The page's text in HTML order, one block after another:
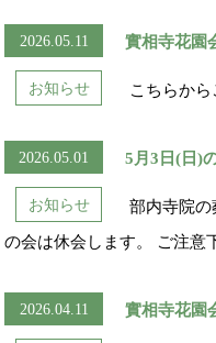
2026.05.11 實相寺花園
お知らせ こちらか
2026.05.01 5月3日(日)
お知らせ
部内寺院の
の会は休会します。 ご注意
2026.04.11 實相寺花園